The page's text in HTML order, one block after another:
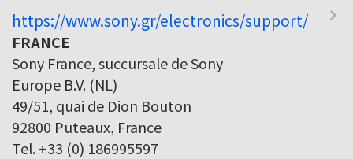
https://www.sony.gr/electronics/support/
FRANCE
Sony France, succursale de Sony
Europe B.V. (NL)
49/51, quai de Dion Bouton
92800 Puteaux, France
Tel. +33 (0) 186995597